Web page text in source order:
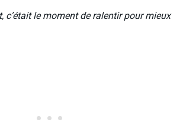
c’était le moment de ralentir pour mieux